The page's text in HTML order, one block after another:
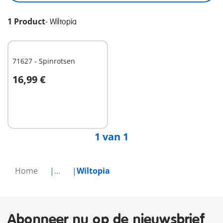
Home ... Wiltopia
1 Product- Wiltopia
71627 - Spinrotsen
16,99 €
1 van 1